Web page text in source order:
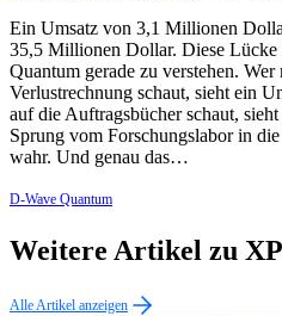
Ein Umsatz von 3,1 Millionen
35,5 Millionen Dollar. Diese Lücke
Quantum gerade zu verstehen.
Verlustrechnung schaut, sieht ein
auf die Auftragsbücher schaut,
Sprung vom Forschungslabor in
wahr. Und genau das…
D-Wave Quantum
Weitere Artikel zu
Alle Artikel anzeigen